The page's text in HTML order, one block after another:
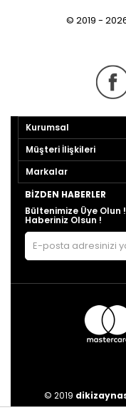
© 2019 -
Kurumsal
Müşteri İlişkileri
Markalar
BIZDEN HABERLER
Bültenimize Üye Olun
Haberiniz Olsun !
© 2019